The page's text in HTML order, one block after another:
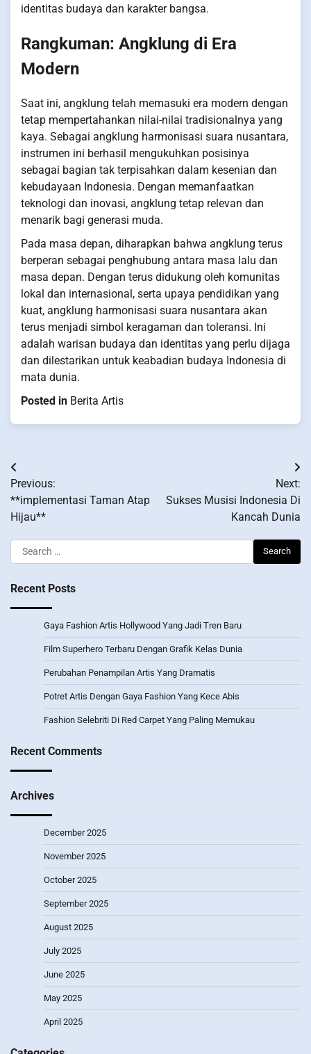
identitas budaya dan karakter bangsa.
Rangkuman: Angklung di Era
Modern
Saat ini, angklung telah memasuki era modern dengan
tetap mempertahankan nilai-nilai tradisionalnya yang
kaya. Sebagai angklung harmonisasi suara nusantara,
instrumen ini berhasil mengukuhkan posisinya
sebagai bagian tak terpisahkan dalam kesenian dan
kebudayaan Indonesia. Dengan memanfaatkan
teknologi dan inovasi, angklung tetap relevan dan
menarik bagi generasi muda.
Pada masa depan, diharapkan bahwa angklung terus
berperan sebagai penghubung antara masa lalu dan
masa depan. Dengan terus didukung oleh komunitas
lokal dan internasional, serta upaya pendidikan yang
kuat, angklung harmonisasi suara nusantara akan
terus menjadi simbol keragaman dan toleransi. Ini
adalah warisan budaya dan identitas yang perlu dijaga
dan dilestarikan untuk keabadian budaya Indonesia di
mata dunia.
Posted in Berita Artis
Post
navigation
Previous:
**implementasi Taman Atap
Hijau**
Next:
Sukses Musisi Indonesia Di
Kancah Dunia
Search
for:
Recent Posts
Gaya Fashion Artis Hollywood Yang Jadi Tren Baru
Film Superhero Terbaru Dengan Grafik Kelas Dunia
Perubahan Penampilan Artis Yang Dramatis
Potret Artis Dengan Gaya Fashion Yang Kece Abis
Fashion Selebriti Di Red Carpet Yang Paling Memukau
Recent Comments
Archives
December 2025
November 2025
October 2025
September 2025
August 2025
July 2025
June 2025
May 2025
April 2025